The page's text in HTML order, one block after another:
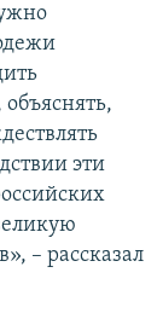
эти
– рассказал